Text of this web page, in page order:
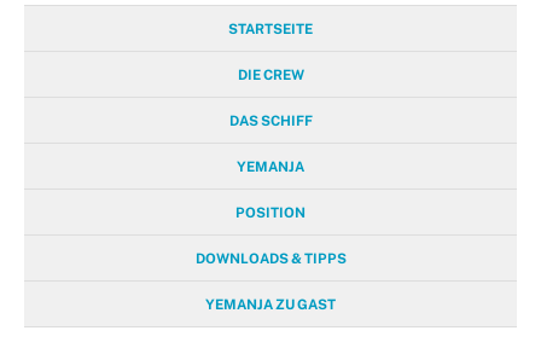
STARTSEITE
DIE CREW
DAS SCHIFF
YEMANJA
POSITION
DOWNLOADS & TIPPS
YEMANJA ZU GAST